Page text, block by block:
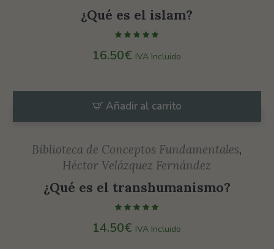
¿Qué es el islam?
16.50€ IVA Incluido
Añadir al carrito
Biblioteca de Conceptos Fundamentales,
Héctor Velázquez Fernández
¿Qué es el transhumanismo?
14.50€ IVA Incluido